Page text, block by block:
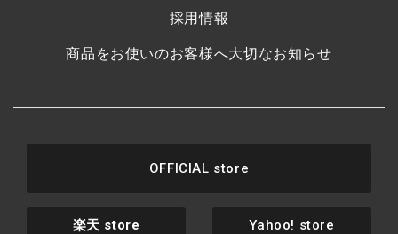
採用情報
商品をお使いのお客様へ大切なお知らせ
OFFICIAL store
楽天 store Yahoo! store